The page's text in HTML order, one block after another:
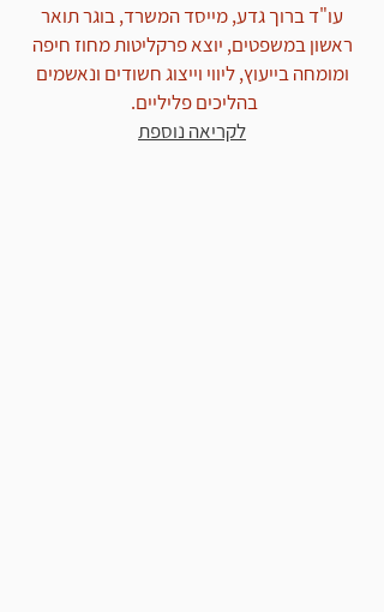
עו"ד ברוך גדע, מייסד המשרד, בוגר תואר
ראשון במשפטים, יוצא פרקליטות מחוז חיפה
ומומחה בייעוץ, ליווי וייצוג חשודים ונאשמים
בהליכים פליליים.
לקריאה נוספת